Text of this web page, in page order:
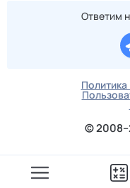
Ответим
Политика
©